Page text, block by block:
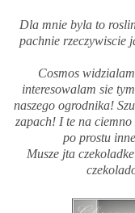
Dla mnie byla to
pachnie rzeczywiscie
Cosmos
interesowalam sie
naszego ogrodnika!
zapach! I te na
po prostu
Musze jta